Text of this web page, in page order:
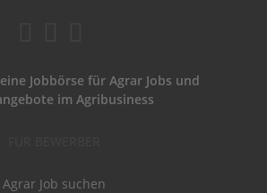
Jobbörse für Agrar Jobs und
im Agribusiness
Agrar Job suchen